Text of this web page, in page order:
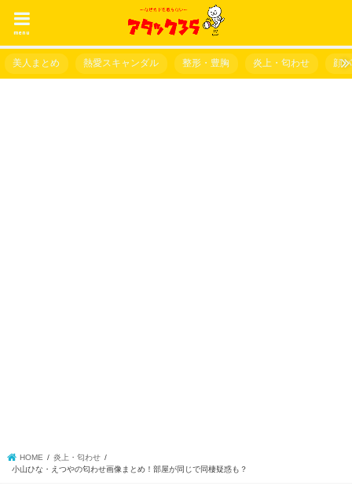
menu
美人まとめ 熱愛スキャンダル 整形・豊胸 炎上・匂わせ 顔
HOME
炎上・匂わせ
小山ひな・えつやの匂わせ画像まとめ！部屋が同じで同棲疑惑も？